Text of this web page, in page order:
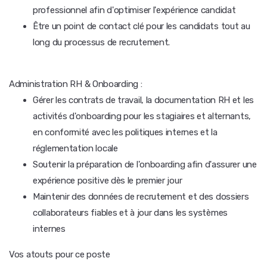
professionnel afin d'optimiser l'expérience candidat
Être un point de contact clé pour les candidats tout au
long du processus de recrutement.
Administration RH & Onboarding :
Gérer les contrats de travail, la documentation RH et les
activités d'onboarding pour les stagiaires et alternants,
en conformité avec les politiques internes et la
réglementation locale
Soutenir la préparation de l'onboarding afin d'assurer une
expérience positive dès le premier jour
Maintenir des données de recrutement et des dossiers
collaborateurs fiables et à jour dans les systèmes
internes
Vos atouts pour ce poste